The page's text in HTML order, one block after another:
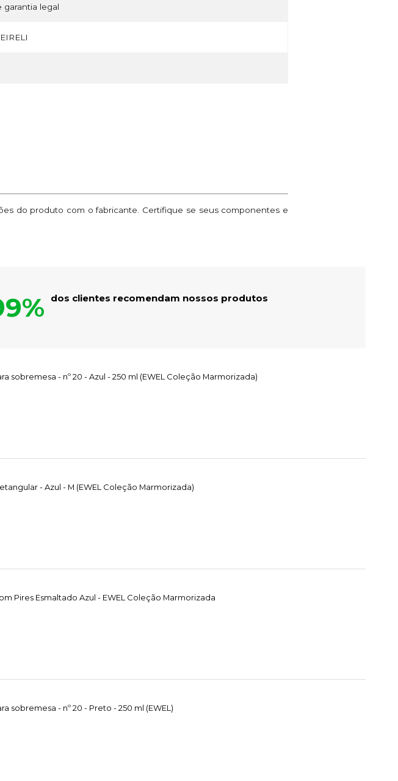
garantia legal
do produto com o fabricante. Certifique se seus componentes e
dos clientes recomendam nossos produtos
sobremesa - nº 20 - Azul - 250 ml (EWEL Coleção Marmorizada)
- Azul - M (EWEL Coleção Marmorizada)
Pires Esmaltado Azul - EWEL Coleção Marmorizada
sobremesa - nº 20 - Preto - 250 ml (EWEL)